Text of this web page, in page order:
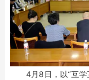
4月8日，以“互学